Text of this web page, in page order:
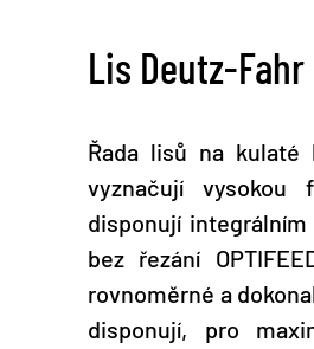
Lis Deutz-Fahr
Řada lisů na kulaté
vyznačují vysokou
disponují
bez řezání
rovnoměrné a
disponují, pro